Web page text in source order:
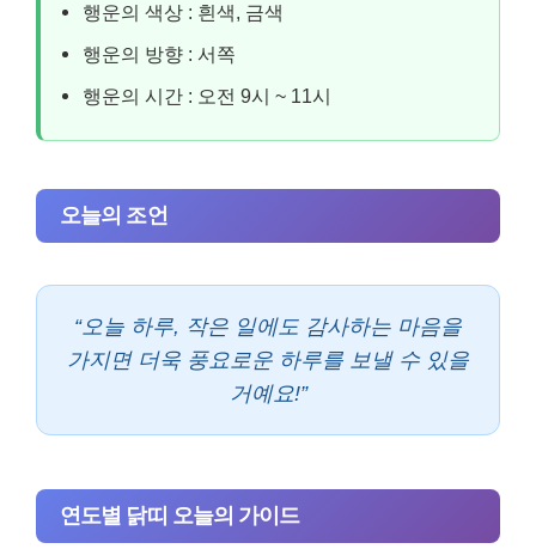
행운의 색상 : 흰색, 금색
행운의 방향 : 서쪽
행운의 시간 : 오전 9시 ~ 11시
오늘의 조언
“오늘 하루, 작은 일에도 감사하는 마음을
가지면 더욱 풍요로운 하루를 보낼 수 있을
거예요!”
연도별 닭띠 오늘의 가이드